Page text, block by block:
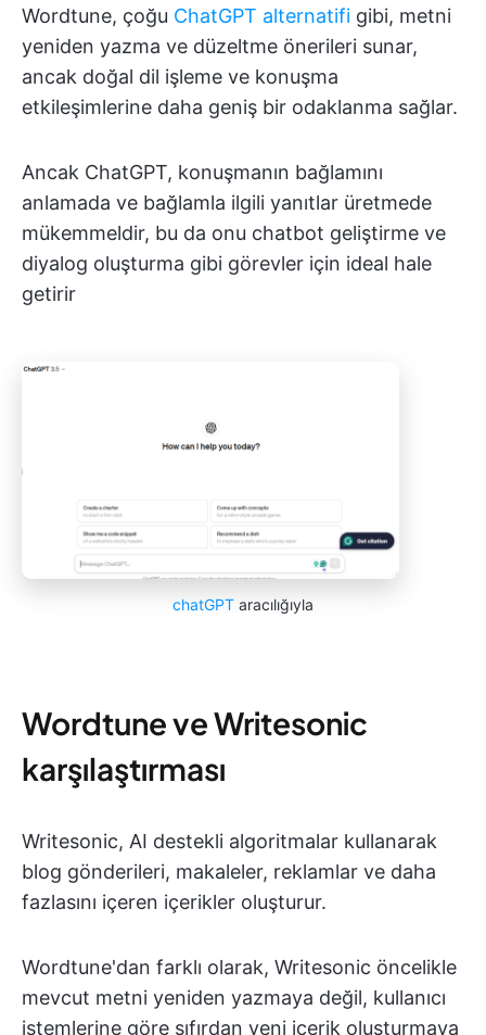
Wordtune, çoğu ChatGPT alternatifi gibi, metni
yeniden yazma ve düzeltme önerileri sunar,
ancak doğal dil işleme ve konuşma
etkileşimlerine daha geniş bir odaklanma sağlar.
Ancak ChatGPT, konuşmanın bağlamını
anlamada ve bağlamla ilgili yanıtlar üretmede
mükemmeldir, bu da onu chatbot geliştirme ve
diyalog oluşturma gibi görevler için ideal hale
getirir
chatGPT aracılığıyla
Wordtune ve Writesonic
karşılaştırması
Writesonic, AI destekli algoritmalar kullanarak
blog gönderileri, makaleler, reklamlar ve daha
fazlasını içeren içerikler oluşturur.
Wordtune'dan farklı olarak, Writesonic öncelikle
mevcut metni yeniden yazmaya değil, kullanıcı
istemlerine göre sıfırdan yeni içerik oluşturmaya